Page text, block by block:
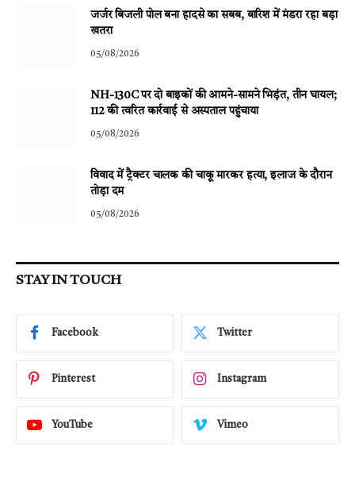
जर्जर बिजली पोल बना हादसे का सबब, बारिश में मंडरा रहा बड़ा
खतरा
05/08/2026
NH-130C पर दो बाइकों की आमने-सामने भिड़ंत, तीन घायल;
112 की त्वरित कार्रवाई से अस्पताल पहुंचाया
05/08/2026
विवाद में ट्रैक्टर चालक की चाकू मारकर हत्या, इलाज के दौरान
तोड़ा दम
05/08/2026
STAY IN TOUCH
Facebook Twitter
Pinterest Instagram
YouTube Vimeo